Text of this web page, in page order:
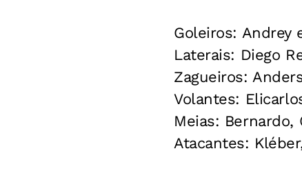
Goleiros: Andrey
Laterais: Diego
Zagueiros:
Volantes:
Meias: Bernardo,
Atacantes: